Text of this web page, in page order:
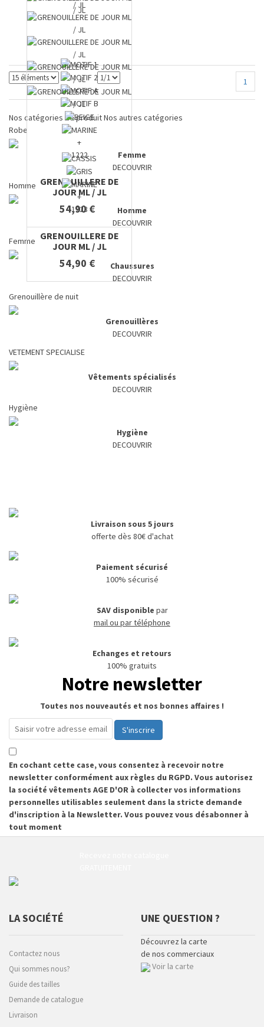
+
1222
GRENOUILLERE DE
JOUR ML / JL
54,90 €
+
1223
GRENOUILLERE DE
JOUR ML / JL
54,90 €
1
Nos catégories de produitNos autres catégories
Robe
Femme
DECOUVRIR
Homme
Homme
DECOUVRIR
Femme
Chaussures
DECOUVRIR
Grenouillère de nuit
Grenouillères
DECOUVRIR
VETEMENT SPECIALISE
Vêtements spécialisés
DECOUVRIR
Hygiène
Hygiène
DECOUVRIR
Livraison sous 5 jours
offerte dès 80€ d'achat
Paiement sécurisé
100% sécurisé
SAV disponible par
mail ou par téléphone
Echanges et retours
100% gratuits
Notre newsletter
Toutes nos nouveautés et nos bonnes affaires !
S'inscrire
En cochant cette case, vous consentez à recevoir notre
newsletter conformément aux règles du RGPD. Vous autorisez
la société vêtements AGE D'OR à collecter vos informations
personnelles utilisables seulement dans la stricte demande
d'inscription à la Newsletter. Vous pouvez vous désabonner à
tout moment
LA SOCIÉTÉ
Contactez nous
Qui sommes nous?
Guide des tailles
Demande de catalogue
Livraison
UNE QUESTION ?
Découvrez la carte
de nos commerciaux
Voir la carte